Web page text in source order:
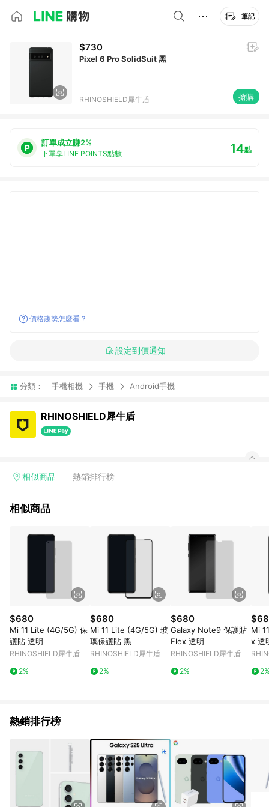
筆記
$730
Pixel 6 Pro SolidSuit 黑
RHINOSHIELD犀牛盾 搶購
訂單成立賺2%
下單享LINE POINTS點數 14點
價格趨勢怎麼看？
設定到價通知
分類： 手機相機 手機 Android手機
RHINOSHIELD犀牛盾
相似商品 熱銷排行榜
相似商品
$680
Mi 11 Lite (4G/5G) 保
護貼 透明
RHINOSHIELD犀牛盾
2%
$680
Mi 11 Lite (4G/5G) 玻
璃保護貼 黑
RHINOSHIELD犀牛盾
2%
$680
Galaxy Note9 保護貼
Flex 透明
RHINOSHIELD犀牛盾
2%
Mi
x 透
熱銷排行榜